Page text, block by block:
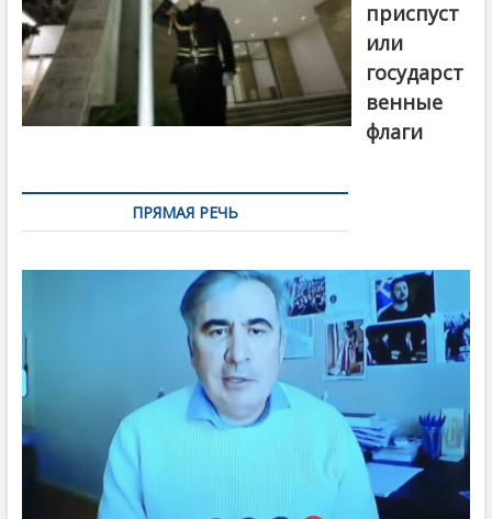
приспуст
или
государст
венные
флаги
ПРЯМАЯ РЕЧЬ